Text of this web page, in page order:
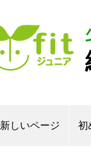
新しいページ 初